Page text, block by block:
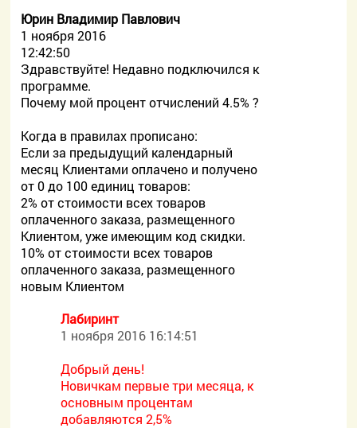
Юрин Владимир Павлович
1 ноября 2016
12:42:50
Здравствуйте! Недавно подключился к
программе.
Почему мой процент отчислений 4.5% ?
Когда в правилах прописано:
Если за предыдущий календарный
месяц Клиентами оплачено и получено
от 0 до 100 единиц товаров:
2% от стоимости всех товаров
оплаченного заказа, размещенного
Клиентом, уже имеющим код скидки.
10% от стоимости всех товаров
оплаченного заказа, размещенного
новым Клиентом
Лабиринт
1 ноября 2016 16:14:51
Добрый день!
Новичкам первые три месяца, к
основным процентам
добавляются 2,5%